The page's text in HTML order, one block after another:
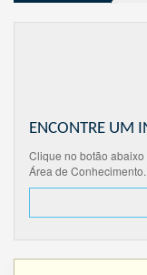
ENCONTRE UM
Clique no botão
Área de Conhecimento.